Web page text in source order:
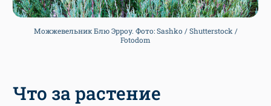
Можжевельник Блю Эрроу. Фото: Sashko / Shutterstock /
Fotodom
Что за растение